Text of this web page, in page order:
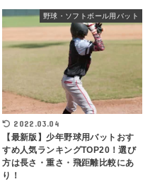
野球・ソフトボール用バット
2022.03.04
【最新版】少年野球用バットおす
すめ人気ランキングTOP20！選び
方は長さ・重さ・飛距離比較にあ
り！